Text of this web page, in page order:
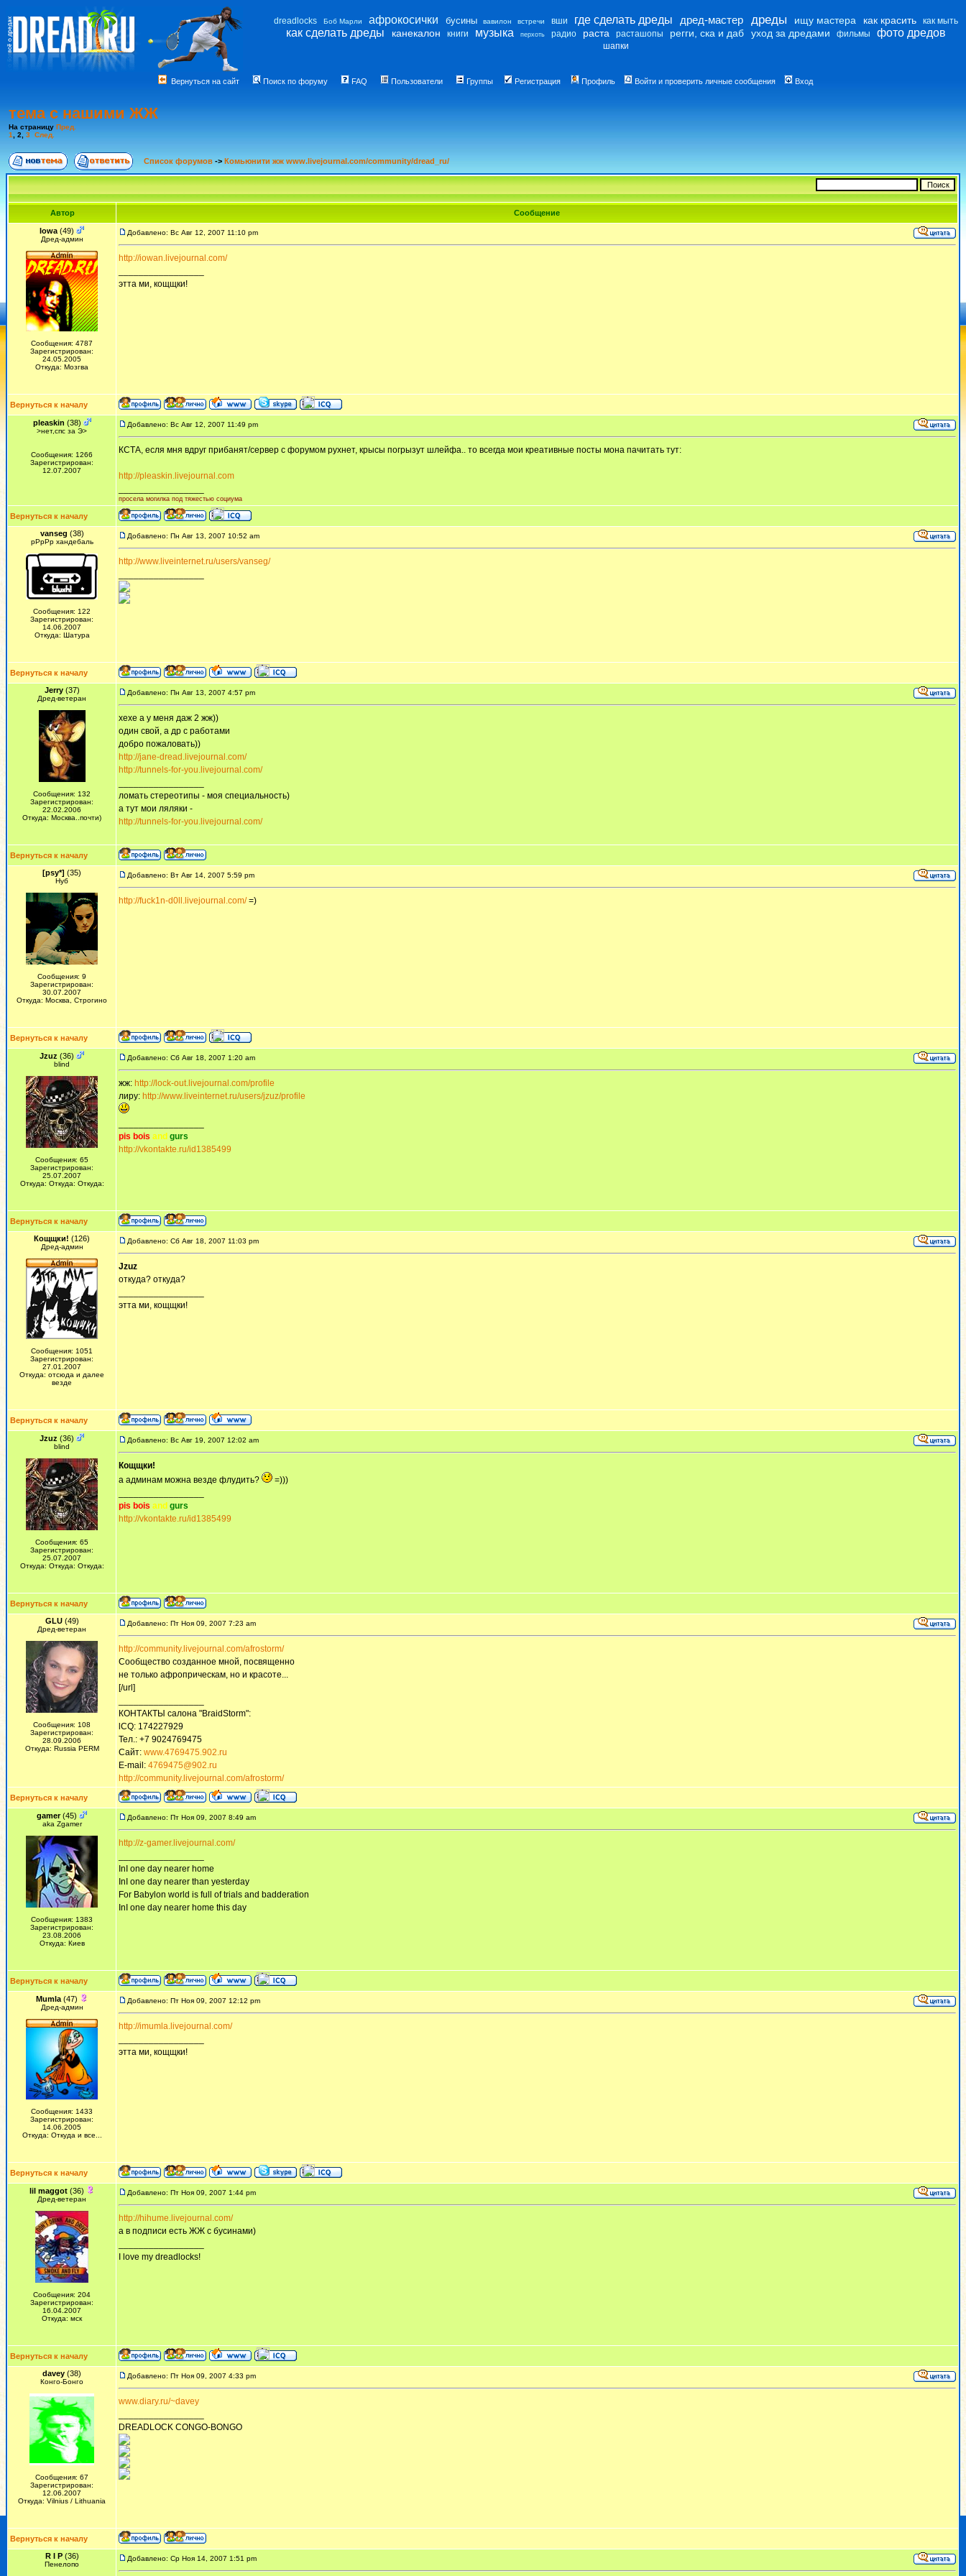
dreadlocks Боб Марли афрокосички бусины вавилон встречи вши где сделать дреды дред-мастер дреды ищу мастера как красить как мыть
как сделать дреды канекалон книги музыка перхоть радио раста расташопы регги, ска и даб уход за дредами фильмы фото дредов
шапки
Вернуться на сайт Поиск по форуму FAQ Пользователи Группы Регистрация Профиль Войти и проверить личные сообщения Вход
тема с нашими ЖЖ
На страницу Пред.
1
2 3 След.
Список форумов -> Комьюнити жж www.livejournal.com/community/dread_ru/
Автор Сообщение
Iowa (49)
Дред-админ
Сообщения: 4787
Зарегистрирован:
24.05.2005
Откуда: Мозгва
Добавлено: Вс Авг 12, 2007 11:10 pm
http://iowan.livejournal.com/
этта ми, кощщки!
Вернуться к началу
pleaskin (38)
>нет,спс за Э>
Сообщения: 1266
Зарегистрирован:
12.07.2007
Добавлено: Вс Авг 12, 2007 11:49 pm
КСТА, есля мня вдруг прибанят/сервер с форумом рухнет, крысы погрызут шлейфа.. то всегда мои креативные посты мона пачитать тут:
http://pleaskin.livejournal.com
просела могилка под тяжестью социума
Вернуться к началу
vanseg (38)
рРрРр хандебаль
Сообщения: 122
Зарегистрирован:
14.06.2007
Откуда: Шатура
Добавлено: Пн Авг 13, 2007 10:52 am
http://www.liveinternet.ru/users/vanseg/
Вернуться к началу
Jerry(37)
Дред-ветеран
Сообщения: 132
Зарегистрирован:
22.02.2006
Откуда: Москва..почти)
Добавлено: Пн Авг 13, 2007 4:57 pm
хехе а у меня даж 2 жж))
один свой, а др с работами
добро пожаловать))
http://jane-dread.livejournal.com/
http://tunnels-for-you.livejournal.com/
ломать стереотипы - моя специальность)
а тут мои ляляки -
http://tunnels-for-you.livejournal.com/
Вернуться к началу
[psy*] (35)
Нуб
Сообщения: 9
Зарегистрирован:
30.07.2007
Откуда: Москва, Строгино
Добавлено: Вт Авг 14, 2007 5:59 pm
http://fuck1n-d0ll.livejournal.com/=)
Вернуться к началу
Jzuz (36)
blind
Сообщения: 65
Зарегистрирован:
25.07.2007
Откуда: Откуда: Откуда:
Добавлено: Сб Авг 18, 2007 1:20 am
жж: http://lock-out.livejournal.com/profile
лиру: http://www.liveinternet.ru/users/jzuz/profile
pis bois and gurs
http://vkontakte.ru/id1385499
Вернуться к началу
Кощщки! (126)
Дред-админ
Сообщения: 1051
Зарегистрирован:
27.01.2007
Откуда: отсюда и далее
везде
Добавлено: Сб Авг 18, 2007 11:03 pm
Jzuz
откуда? откуда?
этта ми, кощщки!
Вернуться к началу
Jzuz (36)
blind
Сообщения: 65
Зарегистрирован:
25.07.2007
Откуда: Откуда: Откуда:
Добавлено: Вс Авг 19, 2007 12:02 am
Кощщки!
а админам можна везде флудить?
=)))
pis bois and gurs
http://vkontakte.ru/id1385499
Вернуться к началу
GLU(49)
Дред-ветеран
Сообщения: 108
Зарегистрирован:
28.09.2006
Откуда: Russia PERM
Добавлено: Пт Ноя 09, 2007 7:23 am
http://community.livejournal.com/afrostorm/
Сообщество созданное мной, посвященно
не только афроприческам, но и красоте...
[/url]
КОНТАКТЫ салона "BraidStorm":
lCQ: 174227929
Тел.: +7 9024769475
Сайт: www.4769475.902.ru
E-mail: 4769475@902.ru
http://community.livejournal.com/afrostorm/
Вернуться к началу
gamer(45)
aka Zgamer
Сообщения: 1383
Зарегистрирован:
23.08.2006
Откуда: Киев
Добавлено: Пт Ноя 09, 2007 8:49 am
http://z-gamer.livejournal.com/
InI one day nearer home
InI one day nearer than yesterday
For Babylon world is full of trials and badderation
InI one day nearer home this day
Вернуться к началу
Mumla (47)
Дред-админ
Сообщения: 1433
Зарегистрирован:
14.06.2005
Откуда: Откуда и все...
Добавлено: Пт Ноя 09, 2007 12:12 pm
http://imumla.livejournal.com/
этта ми, кощщки!
Вернуться к началу
lil maggot (36)
Дред-ветеран
Сообщения: 204
Зарегистрирован:
16.04.2007
Откуда: мск
Добавлено: Пт Ноя 09, 2007 1:44 pm
http://hihume.livejournal.com/
а в подписи есть ЖЖ с бусинами)
I love my dreadlocks!
Вернуться к началу
davey (38)
Конго-Бонго
Сообщения: 67
Зарегистрирован:
12.06.2007
Откуда: Vilnius / Lithuania
Добавлено: Пт Ноя 09, 2007 4:33 pm
www.diary.ru/~davey
DREADLOCK CONGO-BONGO
Вернуться к началу
R I P(36)
Пенелопо
Добавлено: Ср Ноя 14, 2007 1:51 pm